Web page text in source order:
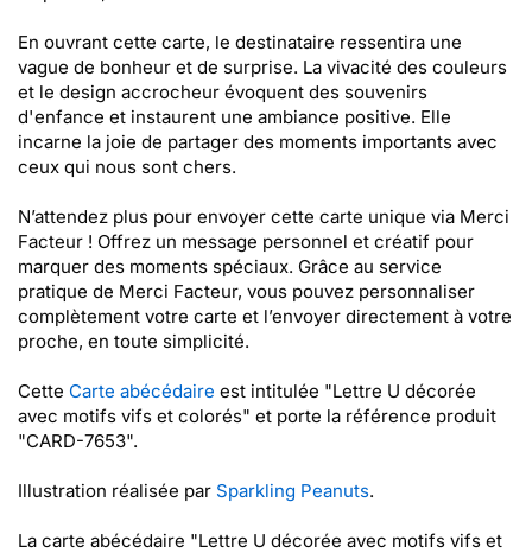
En ouvrant cette carte, le destinataire ressentira une
vague de bonheur et de surprise. La vivacité des couleurs
et le design accrocheur évoquent des souvenirs
d'enfance et instaurent une ambiance positive. Elle
incarne la joie de partager des moments importants avec
ceux qui nous sont chers.
N’attendez plus pour envoyer cette carte unique via Merci
Facteur ! Offrez un message personnel et créatif pour
marquer des moments spéciaux. Grâce au service
pratique de Merci Facteur, vous pouvez personnaliser
complètement votre carte et l’envoyer directement à votre
proche, en toute simplicité.
Cette Carte abécédaire est intitulée "Lettre U décorée
avec motifs vifs et colorés" et porte la référence produit
"CARD-7653".
Illustration réalisée par Sparkling Peanuts.
La carte abécédaire "Lettre U décorée avec motifs vifs et